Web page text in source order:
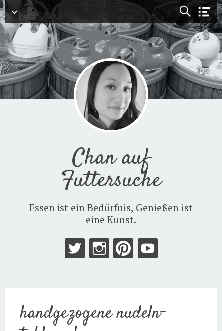
Menü
Chan auf
Futtersuche
Essen ist ein Bedürfnis, Genießen ist
eine Kunst.
handgezogene nudeln-